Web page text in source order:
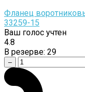
Фланец
33259-15
Ваш голос учтен
4.8
В резерве: 29
–